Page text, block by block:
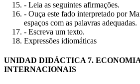
- Leia as seguintes afirmações.
- Ouça este fado interpretado por
espaços com as palavras adequadas.
- Escreva um texto.
Expressões idiomáticas
UNIDAD DIDÁCTICA 7.
INTERNACIONAIS